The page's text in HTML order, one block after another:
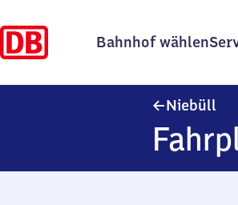
Bahnhof wählen
Niebüll